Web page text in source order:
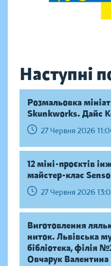
Наступні
Розмальовка
Skunkworks. Дайс
27 Червня 2026
12 міні-проєктів
майстер-клас
27 Червня 2026
Виготовлення
ниток. Львівська
бібліотека, філія
Овчарук Валентина